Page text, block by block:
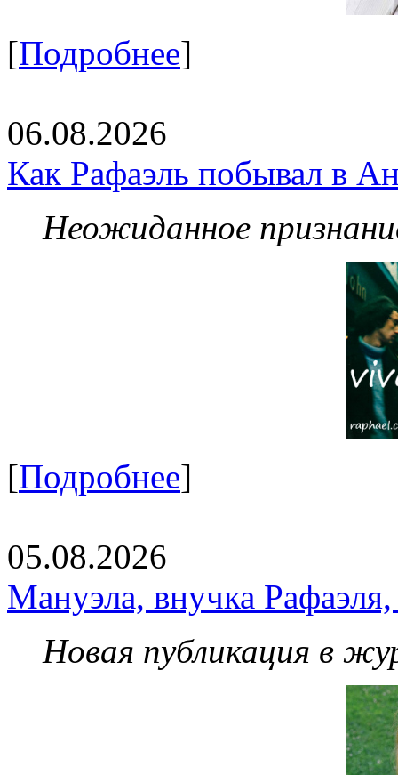
[Подробнее]
06.08.2026
Как Рафаэль побывал в
Неожиданное
[Подробнее]
05.08.2026
Мануэла, внучка
Новая публикация в